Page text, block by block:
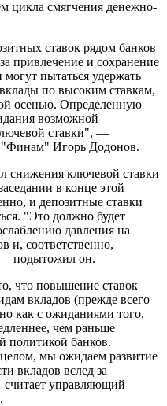
цикла смягчения денежно-
ставок рядом банков
привлечение и сохранение
пытаться удержать
по высоким ставкам,
осенью. Определенную
возможной
ставки", —
"Финам" Игорь Додонов.
снижения ключевой ставки
в конце этой
и депозитные ставки
"Это должно будет
давления на
и, соответственно,
подытожил он.
что повышение ставок
вкладов (прежде всего
как с ожиданиями того,
чем раньше
политикой банков.
мы ожидаем развитие
вкладов вслед за
управляющий